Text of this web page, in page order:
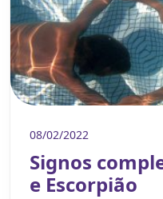
08/02/2022
Signos
e Escorpião